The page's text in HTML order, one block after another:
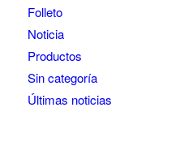
Folleto
Noticia
Productos
Sin categoría
Últimas noticias